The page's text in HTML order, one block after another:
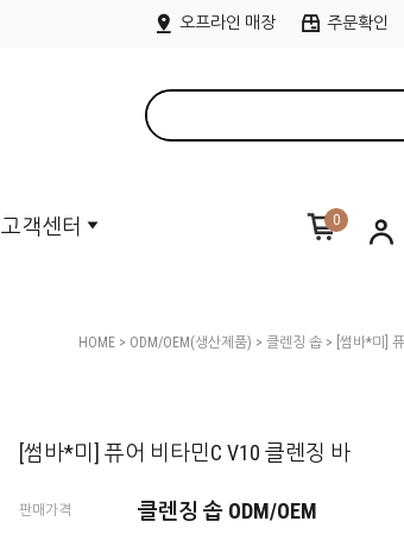
오프라인 매장 주문확인
고객센터 0
HOME > ODM/OEM(생산제품) > 클렌징 솝 > [썸바*미]
[썸바*미] 퓨어 비타민C V10 클렌징 바
판매가격 클렌징 솝 ODM/OEM